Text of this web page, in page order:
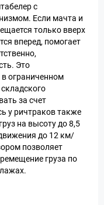
с
Если мачта и
только вверх
вперед, помогает
Это
ограниченном
за счет
у ричтраков также
на высоту до 8,5
до 12 км/
позволяет
груза по